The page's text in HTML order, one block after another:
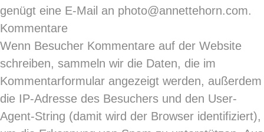
genügt eine E-Mail an photo@annettehorn.com.
Kommentare
Wenn Besucher Kommentare auf der Website
schreiben, sammeln wir die Daten, die im
Kommentarformular angezeigt werden, außerdem
die IP-Adresse des Besuchers und den User-
Agent-String (damit wird der Browser identifiziert),